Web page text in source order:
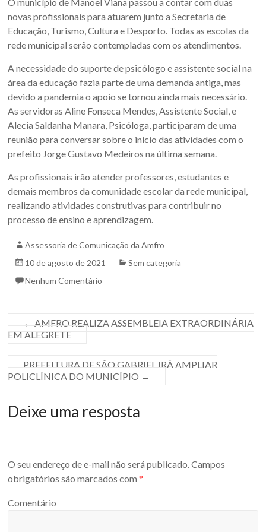
Sul.
novas profissionais para atuarem junto a Secretaria de
Educação, Turismo, Cultura e Desporto. Todas as escolas da
rede municipal serão contempladas com os atendimentos.
A necessidade do suporte de psicólogo e assistente social na
área da educação fazia parte de uma demanda antiga, mas
devido a pandemia o apoio se tornou ainda mais necessário.
As servidoras Aline Fonseca Mendes, Assistente Social, e
Alecia Saldanha Manara, Psicóloga, participaram de uma
reunião para conversar sobre o início das atividades com o
prefeito Jorge Gustavo Medeiros na última semana.
As profissionais irão atender professores, estudantes e
demais membros da comunidade escolar da rede municipal,
realizando atividades construtivas para contribuir no
processo de ensino e aprendizagem.
Assessoria de Comunicação da Amfro
10 de agosto de 2021
Sem categoria
Nenhum Comentário
← AMFRO REALIZA ASSEMBLEIA EXTRAORDINÁRIA
EM ALEGRETE
PREFEITURA DE SÃO GABRIEL IRÁ AMPLIAR
POLICLÍNICA DO MUNICÍPIO →
Deixe uma resposta
O seu endereço de e-mail não será publicado. Campos
obrigatórios são marcados com*
Comentário